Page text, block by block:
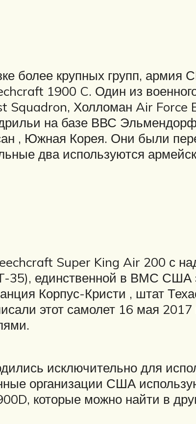
более крупных групп,
1900 C. Один из
Холломан Air Force
на базе ВВС
, Южная Корея. Они были
два используются
Super King Air 200 с
единственной в ВМС США
Корпус-Кристи , штат
этот самолет 16 мая 2017
исключительно для
организации США
которые можно найти в